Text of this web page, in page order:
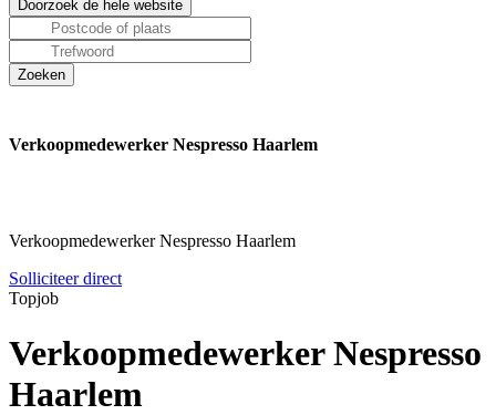
Verkoopmedewerker Nespresso Haarlem
Verkoopmedewerker Nespresso Haarlem
Solliciteer direct
Topjob
Verkoopmedewerker Nespresso
Haarlem